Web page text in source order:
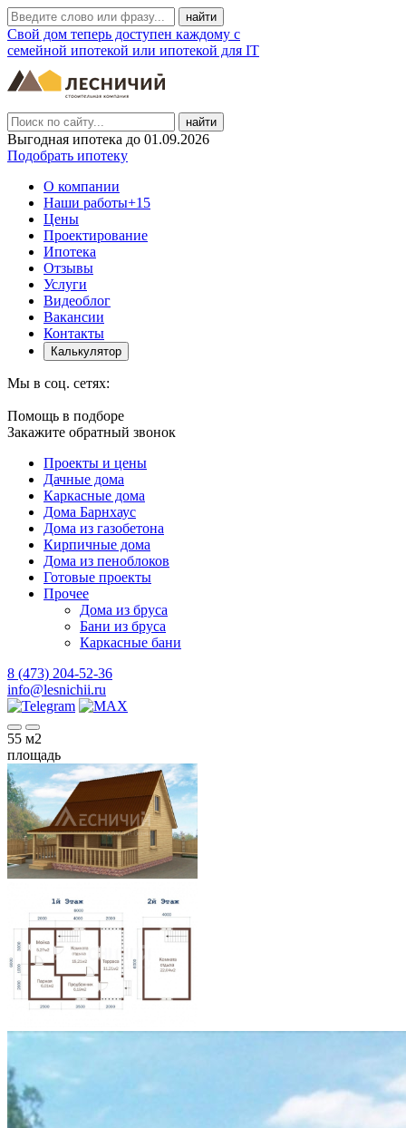
Свой дом теперь доступен каждому с
семейной ипотекой или ипотекой для IT
найти
Выгодная ипотека до 01.09.2026
Подобрать ипотеку
О компании
Наши работы+15
Цены
Проектирование
Ипотека
Отзывы
Услуги
Видеоблог
Вакансии
Контакты
Калькулятор
Мы в соц. сетях:
Помощь в подборе
Закажите обратный звонок
Проекты и цены
Дачные дома
Каркасные дома
Дома Барнхаус
Дома из газобетона
Кирпичные дома
Дома из пеноблоков
Готовые проекты
Прочее
Дома из бруса
Бани из бруса
Каркасные бани
8 (473) 204-52-36
info@lesnichii.ru
55 м2
площадь